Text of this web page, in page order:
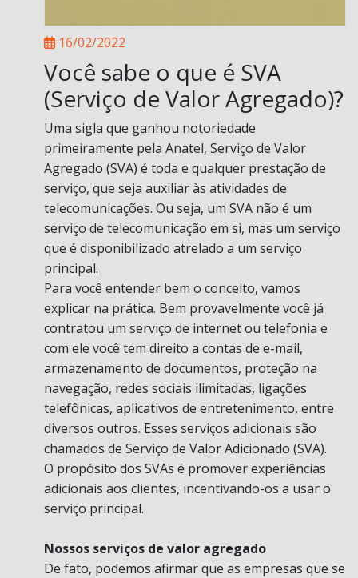
16/02/2022
Você sabe o que é SVA
(Serviço de Valor Agregado)?
Uma sigla que ganhou notoriedade
primeiramente pela Anatel, Serviço de Valor
Agregado (SVA) é toda e qualquer prestação de
serviço, que seja auxiliar às atividades de
telecomunicações. Ou seja, um SVA não é um
serviço de telecomunicação em si, mas um serviço
que é disponibilizado atrelado a um serviço
principal.
Para você entender bem o conceito, vamos
explicar na prática. Bem provavelmente você já
contratou um serviço de internet ou telefonia e
com ele você tem direito a contas de e-mail,
armazenamento de documentos, proteção na
navegação, redes sociais ilimitadas, ligações
telefônicas, aplicativos de entretenimento, entre
diversos outros. Esses serviços adicionais são
chamados de Serviço de Valor Adicionado (SVA).
O propósito dos SVAs é promover experiências
adicionais aos clientes, incentivando-os a usar o
serviço principal.
Nossos serviços de valor agregado
De fato, podemos afirmar que as empresas que se